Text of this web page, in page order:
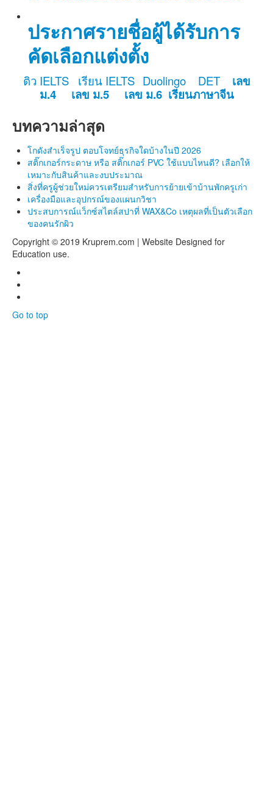
ประกาศรายชื่อผู้ได้รับการ
คัดเลือกแต่งตั้ง
ติว IELTS เรียน IELTS Duolingo DET
เลข
ม.4
เลข ม.5 เลข ม.6 เรียนภาษาจีน
บทความล่าสุด
โกดังสำเร็จรูป ตอบโจทย์ธุรกิจใดบ้างในปี 2026
สติ๊กเกอร์กระดาษ หรือ สติ๊กเกอร์ PVC ใช้แบบไหนดี? เลือกให้
เหมาะกับสินค้าและงบประมาณ
สิ่งที่ครูผู้ช่วยใหม่ควรเตรียมสำหรับการย้ายเข้าบ้านพักครูเก่า
เครื่องมือและอุปกรณ์ของแผนกวิชา
ประสบการณ์แว็กซ์สไตล์สปาที่ WAX&Co เหตุผลที่เป็นตัวเลือก
ของคนรักผิว
Copyright © 2019 Kruprem.com | Website Designed for
Education use.
Go to top